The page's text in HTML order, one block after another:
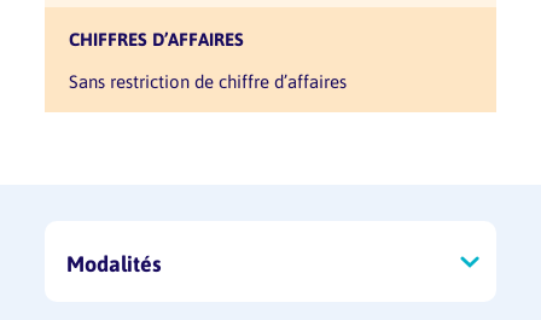
CHIFFRES D’AFFAIRES
sans restriction de chiffre d’affaires
Modalités